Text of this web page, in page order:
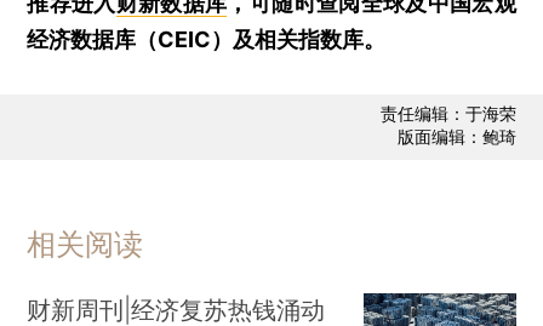
经济数据库（CEIC）及相关指数库。
责任编辑：于海荣
版面编辑：鲍琦
相关阅读
财新周刊|经济复苏热钱涌动